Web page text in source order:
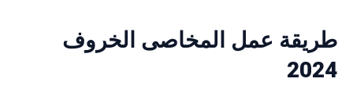
طريقة عمل المخاصى الخروف
2024